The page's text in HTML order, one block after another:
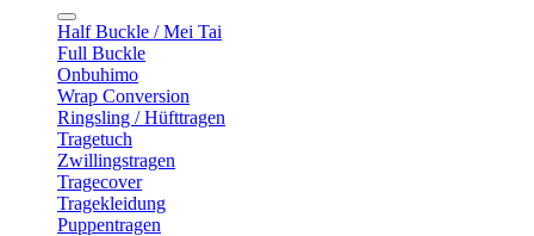
Half Buckle / Mei Tai
Full Buckle
Onbuhimo
Wrap Conversion
Ringsling / Hüfttragen
Tragetuch
Zwillingstragen
Tragecover
Tragekleidung
Puppentragen